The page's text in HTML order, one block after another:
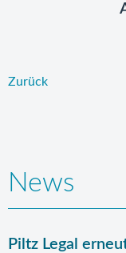
Zurück
News
Piltz Legal